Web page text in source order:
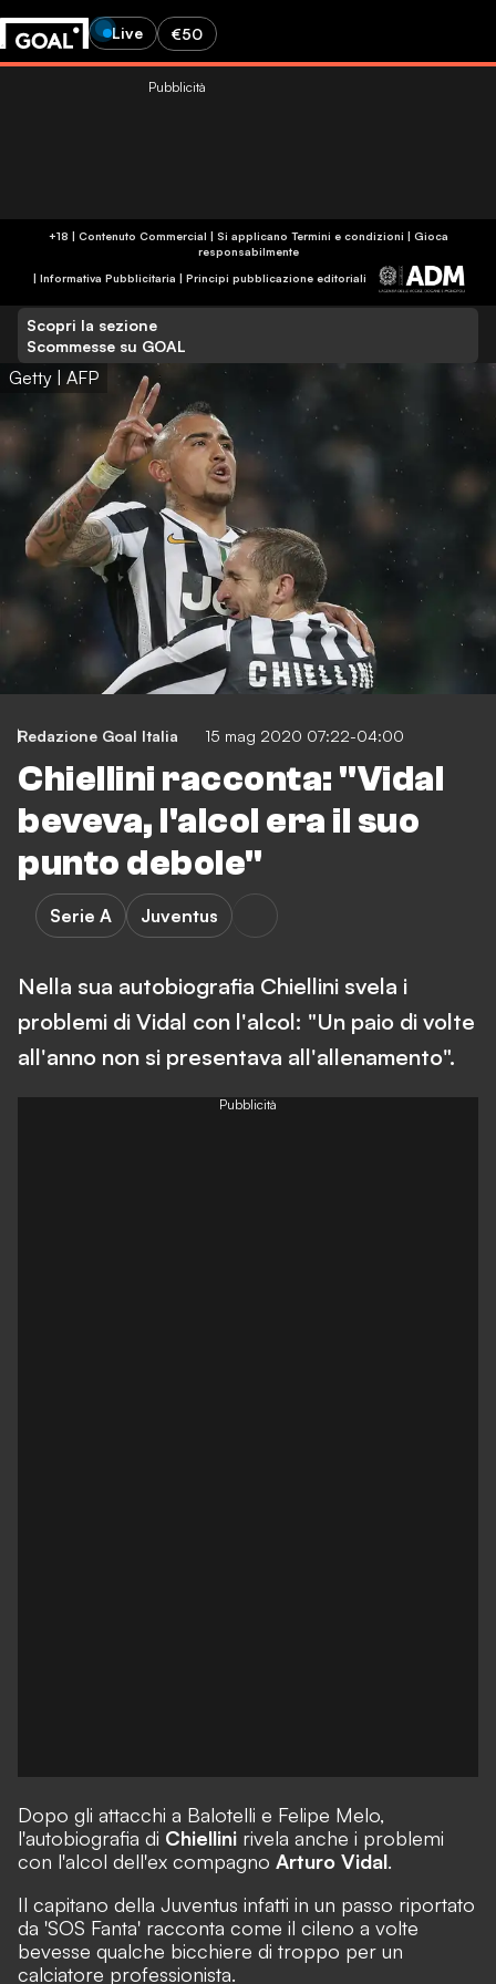
Live €50
Pubblicità
+18 | Contenuto Commercial | Si applicano Termini e condizioni | Gioca
responsabilmente
| Informativa Pubblicitaria | Principi pubblicazione editoriali
Scopri la sezione
Scommesse su GOAL
Getty | AFP
Redazione Goal Italia 15 mag 2020 07:22-04:00
Chiellini racconta: "Vidal
beveva, l'alcol era il suo
punto debole"
Serie A Juventus
Nella sua autobiografia Chiellini svela i
problemi di Vidal con l'alcol: "Un paio di volte
all'anno non si presentava all'allenamento".
Pubblicità
Dopo gli attacchi a Balotelli e Felipe Melo,
l'autobiografia di Chiellini rivela anche i problemi
con l'alcol dell'ex compagno Arturo Vidal.
Il capitano della Juventus infatti in un passo riportato
da 'SOS Fanta' racconta come il cileno a volte
bevesse qualche bicchiere di troppo per un
calciatore professionista.